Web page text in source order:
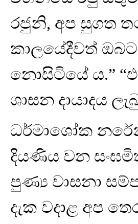
රජුනි, අප සුගත
කාලයේදීවත්
නොසිටියේ ය.”
ශාසන දායාදය
ධර්මාශෝක
දියණිය වන
පුණ්‍ය වාසනා
දැක වදාළ අප